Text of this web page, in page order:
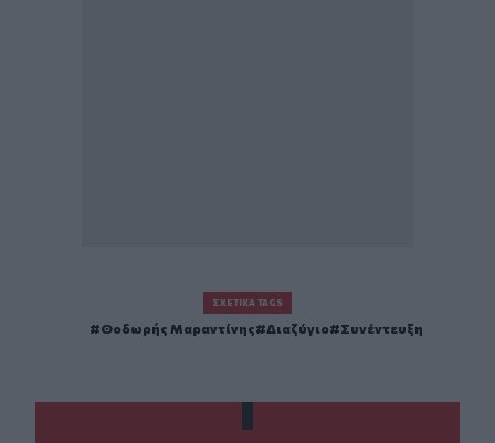
ΣΧΕΤΙΚΆ TAGS
Θοδωρής Μαραντίνης Διαζύγιο Συνέντευξη